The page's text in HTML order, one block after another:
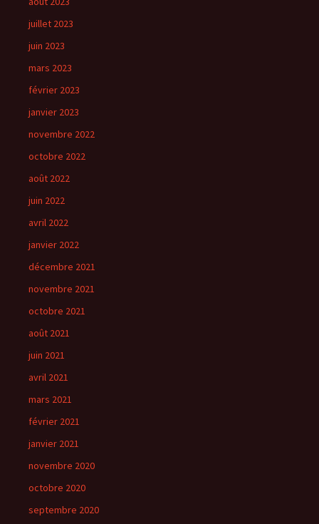
juillet 2023
juin 2023
mars 2023
février 2023
janvier 2023
novembre 2022
octobre 2022
août 2022
juin 2022
avril 2022
janvier 2022
décembre 2021
novembre 2021
octobre 2021
août 2021
juin 2021
avril 2021
mars 2021
février 2021
janvier 2021
novembre 2020
octobre 2020
septembre 2020